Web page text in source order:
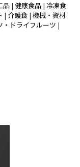
品 | 健康食品 | 冷凍食
| 介護食 | 機械・資材
・ドライフルーツ |